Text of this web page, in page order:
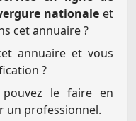
nationale et
cet annuaire ?
annuaire et vous
?
le faire en
un professionnel.